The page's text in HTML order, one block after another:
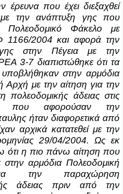
έρευνα που έχει διεξαχθεί
την ανάπτυξη γης που
Φάκελο με
1166/2004 και αφορά την
στην Πέγεια με την
3-7 διαπιστώθηκε ότι τα
στην αρμόδια
Αρχή με την αίτηση για την
πολεοδομικής άδειας στις
που αφορούσαν την
ήταν διαφορετικά από
αρχικά κατατεθεί με την
29/04/2004. Ως εκ
ότι η πιο πάνω αίτηση που
στην αρμόδια Πολεοδομική
την παραχώρηση
άδειας πριν από την